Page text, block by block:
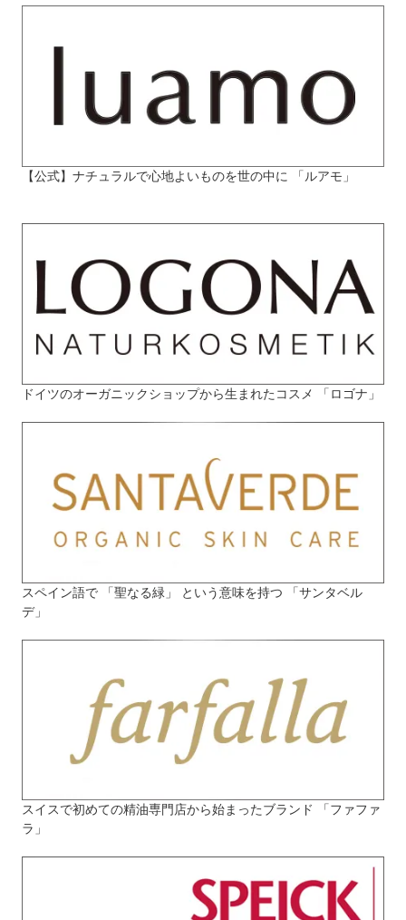
【公式】ナチュラルで心地よいものを世の中に 「ルアモ」
ドイツのオーガニックショップから生まれたコスメ 「ロゴナ」
スペイン語で 「聖なる緑」 という意味を持つ 「サンタベル
デ」
スイスで初めての精油専門店から始まったブランド 「ファファ
ラ」